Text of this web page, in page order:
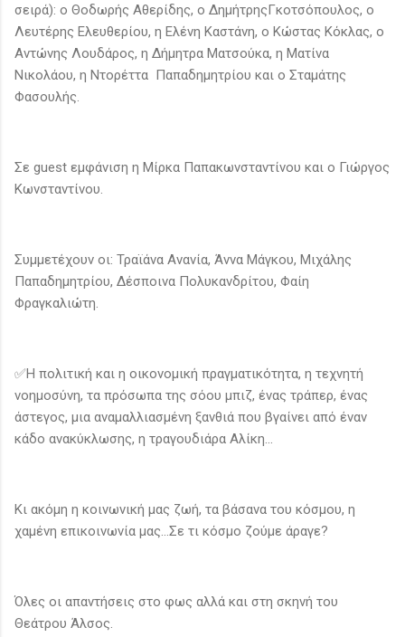
σειρά): ο Θοδωρής Αθερίδης, ο ΔημήτρηςΓκοτσόπουλος, ο
Λευτέρης Ελευθερίου, η Ελένη Καστάνη, ο Κώστας Κόκλας, ο
Αντώνης Λουδάρος, η Δήμητρα Ματσούκα, η Ματίνα
Νικολάου, η Ντορέττα Παπαδημητρίου και ο Σταμάτης
Φασουλής.
Σε guest εμφάνιση η Μίρκα Παπακωνσταντίνου και ο Γιώργος
Κωνσταντίνου.
Συμμετέχουν οι: Τραϊάνα Ανανία, Άννα Μάγκου, Μιχάλης
Παπαδημητρίου, Δέσποινα Πολυκανδρίτου, Φαίη
Φραγκαλιώτη.
✅Η πολιτική και η οικονομική πραγματικότητα, η τεχνητή
νοημοσύνη, τα πρόσωπα της σόου μπιζ, ένας τράπερ, ένας
άστεγος, μια αναμαλλιασμένη ξανθιά που βγαίνει από έναν
κάδο ανακύκλωσης, η τραγουδιάρα Αλίκη...
Κι ακόμη η κοινωνική μας ζωή, τα βάσανα του κόσμου, η
χαμένη επικοινωνία μας...Σε τι κόσμο ζούμε άραγε?
Όλες οι απαντήσεις στο φως αλλά και στη σκηνή του
Θεάτρου Άλσος.